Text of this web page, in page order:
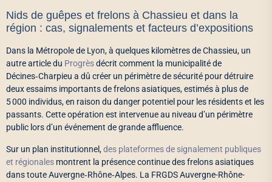
Nids de guêpes et frelons à Chassieu et dans la
région : cas, signalements et facteurs d’expositions
Dans la Métropole de Lyon, à quelques kilomètres de Chassieu, un
autre article du Progrèsdécrit comment la municipalité de
Décines‑Charpieu a dû créer un périmètre de sécurité pour détruire
deux essaims importants de frelons asiatiques, estimés à plus de
5 000 individus, en raison du danger potentiel pour les résidents et les
passants. Cette opération est intervenue au niveau d’un périmètre
public lors d’un événement de grande affluence.
Sur un plan institutionnel,des plateformes de signalement publiques
et régionales montrent la présence continue des frelons asiatiques
dans toute Auvergne‑Rhône‑Alpes. La FRGDS Auvergne-Rhône-